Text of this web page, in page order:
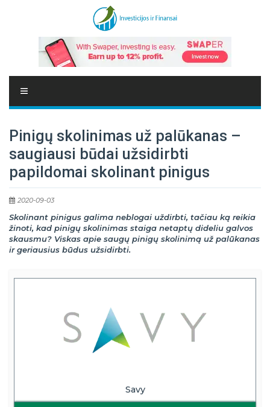
Pinigų skolinimas už palūkanas –
saugiausi būdai užsidirbti
papildomai skolinant pinigus
2020-09-03
Skolinant pinigus galima neblogai uždirbti, tačiau ką reikia
žinoti, kad pinigų skolinimas staiga netaptų dideliu galvos
skausmu? Viskas apie saugų pinigų skolinimą už palūkanas
ir geriausius būdus užsidirbti.
Savy